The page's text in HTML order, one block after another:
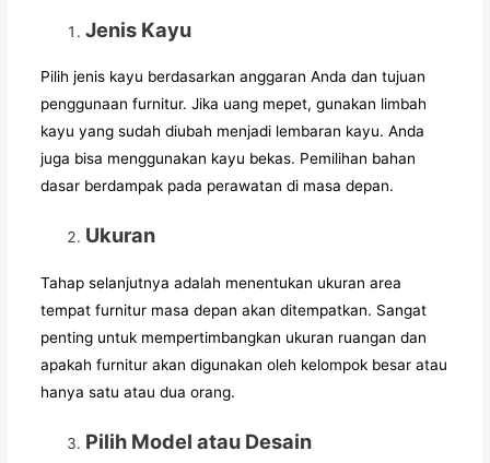
Jenis Kayu
Pilih jenis kayu berdasarkan anggaran Anda dan tujuan
penggunaan furnitur. Jika uang mepet, gunakan limbah
kayu yang sudah diubah menjadi lembaran kayu. Anda
juga bisa menggunakan kayu bekas. Pemilihan bahan
dasar berdampak pada perawatan di masa depan.
Ukuran
Tahap selanjutnya adalah menentukan ukuran area
tempat furnitur masa depan akan ditempatkan. Sangat
penting untuk mempertimbangkan ukuran ruangan dan
apakah furnitur akan digunakan oleh kelompok besar atau
hanya satu atau dua orang.
Pilih Model atau Desain